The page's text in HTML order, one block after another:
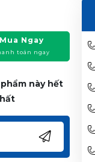
Mua Ngay
toán ngay
này hết